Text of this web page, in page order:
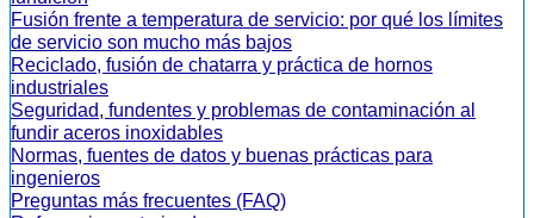
Fusión frente a temperatura de servicio: por qué los límites
de servicio son mucho más bajos
Reciclado, fusión de chatarra y práctica de hornos
industriales
Seguridad, fundentes y problemas de contaminación al
fundir aceros inoxidables
Normas, fuentes de datos y buenas prácticas para
ingenieros
Preguntas más frecuentes (FAQ)